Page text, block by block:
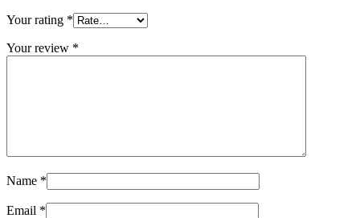
Your rating *
Your review *
Name *
Email *